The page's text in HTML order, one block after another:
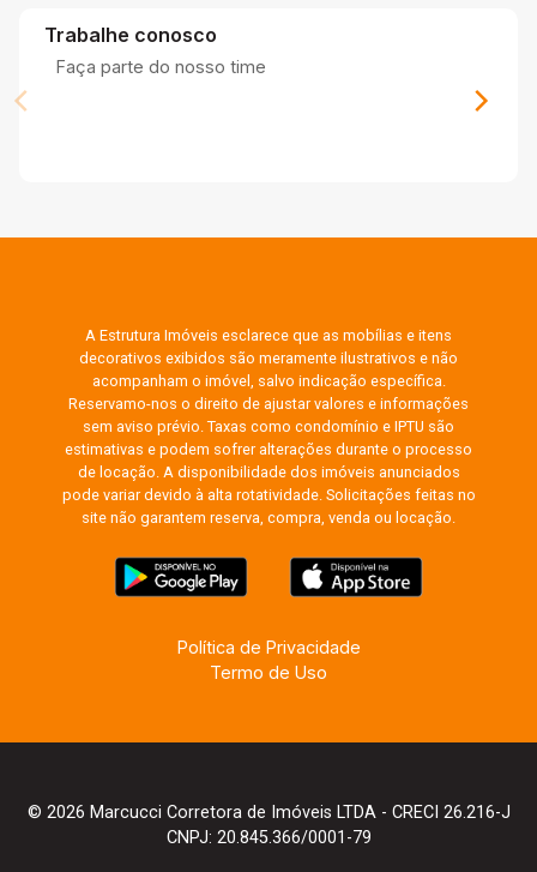
Trabalhe conosco
Faça parte do nosso time
A Estrutura Imóveis esclarece que as mobílias e itens
decorativos exibidos são meramente ilustrativos e não
acompanham o imóvel, salvo indicação específica.
Reservamo-nos o direito de ajustar valores e informações
sem aviso prévio. Taxas como condomínio e IPTU são
estimativas e podem sofrer alterações durante o processo
de locação. A disponibilidade dos imóveis anunciados
pode variar devido à alta rotatividade. Solicitações feitas no
site não garantem reserva, compra, venda ou locação.
Política de Privacidade
Termo de Uso
© 2026 Marcucci Corretora de Imóveis LTDA - CRECI 26.216-J
CNPJ: 20.845.366/0001-79